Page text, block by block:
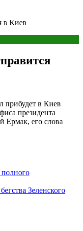
в Киев
в Киев
президента
Ермак, его слова
Зеленского